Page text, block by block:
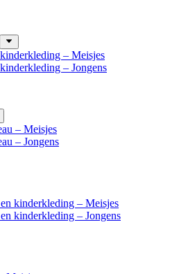
– Meisjes
– Jongens
– Meisjes
– Jongens
kinderkleding – Meisjes
kinderkleding – Jongens